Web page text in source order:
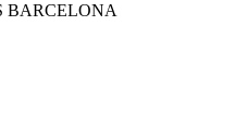
BARCELONA